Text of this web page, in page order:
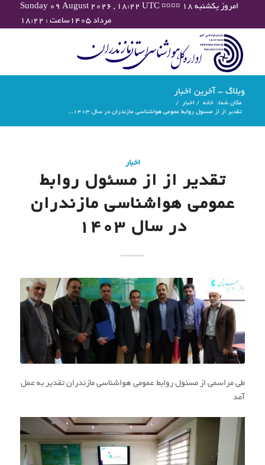
Sunday 09 August 2026 , 18:22 UTC ¤¤¤¤ امروز یکشنبه ۱۸
مرداد ۱۴۰۵ساعت : ۱۸:۲۲
وبلاگ - آخرین اخبار
مکان شما: خانه / اخبار
/
تقدیر از از مسئول روابط عمومی هواشناسی مازندران در سال 1403...
اخبار
تقدیر از از مسئول روابط
عمومی هواشناسی مازندران
در سال 1403
طی مراسمی از مسئول روابط عمومی هواشناسی مازندران تقدیر به عمل
آمد